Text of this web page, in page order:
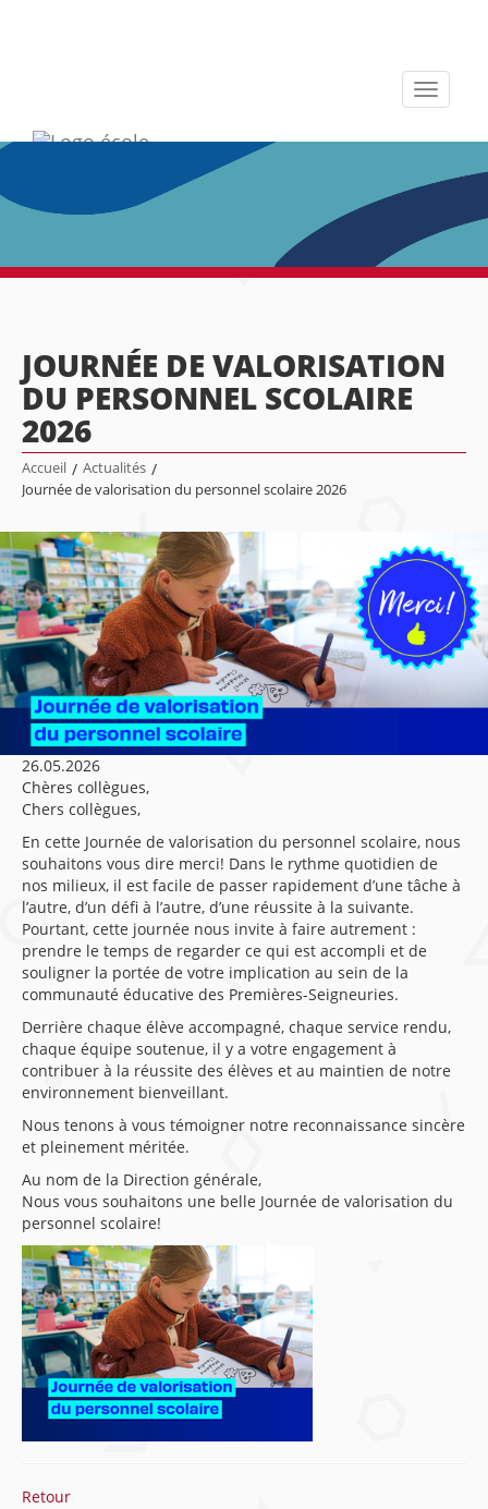
Toggle
JOURNÉE DE VALORISATION
DU PERSONNEL SCOLAIRE
2026
Accueil / Actualités /
Journée de valorisation du personnel scolaire 2026
26.05.2026
Chères collègues,
Chers collègues,
En cette Journée de valorisation du personnel scolaire, nous
souhaitons vous dire merci! Dans le rythme quotidien de
nos milieux, il est facile de passer rapidement d’une tâche à
l’autre, d’un défi à l’autre, d’une réussite à la suivante.
Pourtant, cette journée nous invite à faire autrement :
prendre le temps de regarder ce qui est accompli et de
souligner la portée de votre implication au sein de la
communauté éducative des Premières-Seigneuries.
Derrière chaque élève accompagné, chaque service rendu,
chaque équipe soutenue, il y a votre engagement à
contribuer à la réussite des élèves et au maintien de notre
environnement bienveillant.
Nous tenons à vous témoigner notre reconnaissance sincère
et pleinement méritée.
Au nom de la Direction générale,
Nous vous souhaitons une belle Journée de valorisation du
personnel scolaire!
Retour